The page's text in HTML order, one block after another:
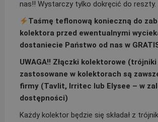
nas!! Wystarczy tylko dokręcić do reszty.
Taśmę teflonową konieczną do
kolektora przed ewentualnymi
dostaniecie Państwo od nas w
UWAGA!! Złączki kolektorowe
zastosowane w kolektorach są
firmy (Tavlit, Irritec lub Elysee – w
dostępności)
Każdy kolektor będzie się składał z